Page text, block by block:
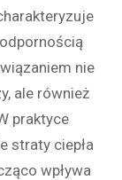
nie
ale również
praktyce
straty ciepła
wpływa